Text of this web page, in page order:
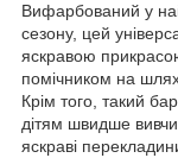
Вифарбований у
сезону, цей
яскравою
помічником на
Крім того, такий
дітям швидше
яскраві